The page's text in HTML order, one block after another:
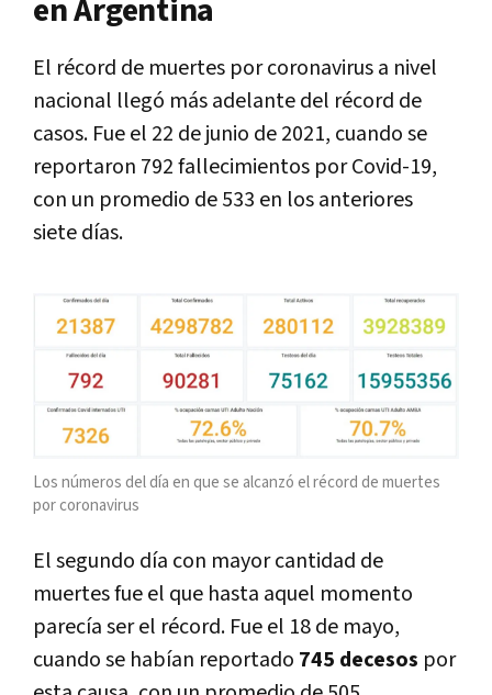
en Argentina
El récord de muertes por coronavirus a nivel
nacional llegó más adelante del récord de
casos. Fue el 22 de junio de 2021, cuando se
reportaron 792 fallecimientos por Covid-19,
con un promedio de 533 en los anteriores
siete días.
Los números del día en que se alcanzó el récord de muertes
por coronavirus
El segundo día con mayor cantidad de
muertes fue el que hasta aquel momento
parecía ser el récord. Fue el 18 de mayo,
cuando se habían reportado 745 decesos por